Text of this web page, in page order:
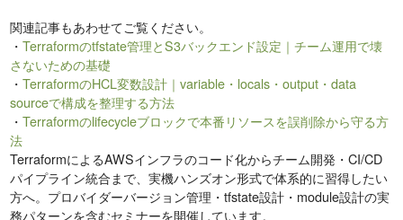
関連記事もあわせてご覧ください。
・Terraformのtfstate管理とS3バックエンド設定｜チーム運用で壊
さないための基礎
・TerraformのHCL変数設計｜variable・locals・output・data
sourceで構成を整理する方法
・Terraformのlifecycleブロックで本番リソースを誤削除から守る方
法
TerraformによるAWSインフラのコード化からチーム開発・CI/CD
パイプライン統合まで、実機ハンズオン形式で体系的に習得したい
方へ。プロバイダーバージョン管理・tfstate設計・module設計の実
務パターンを含むセミナーを開催しています。